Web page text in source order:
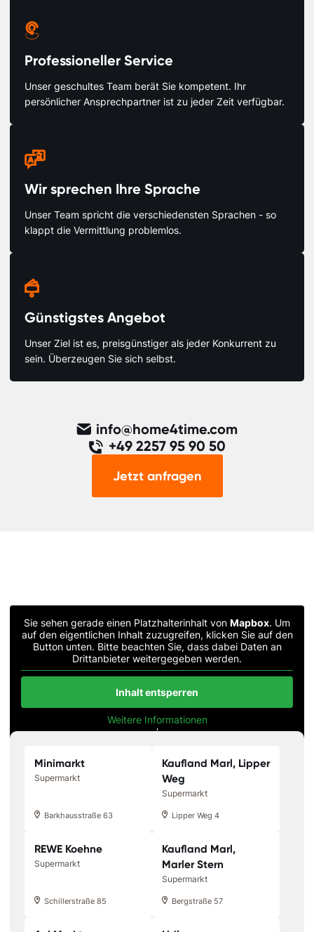

Professioneller Service
Unser geschultes Team berät Sie kompetent. Ihr
persönlicher Ansprechpartner ist zu jeder Zeit verfügbar.

Wir sprechen Ihre Sprache
Unser Team spricht die verschiedensten Sprachen - so
klappt die Vermittlung problemlos.

Günstigstes Angebot
Unser Ziel ist es, preisgünstiger als jeder Konkurrent zu
sein. Überzeugen Sie sich selbst.
info@home4time.com
+49 2257 95 90 50
Jetzt anfragen
Sie sehen gerade einen Platzhalterinhalt von Mapbox. Um
auf den eigentlichen Inhalt zuzugreifen, klicken Sie auf den
Button unten. Bitte beachten Sie, dass dabei Daten an
Drittanbieter weitergegeben werden.
Inhalt entsperren
Weitere Informationen
'
Minimarkt
Supermarkt
Barkhausstraße 63
Kaufland Marl, Lipper
Weg
Supermarkt
Lipper Weg 4
REWE Koehne
Supermarkt
Schillerstraße 85
Kaufland Marl,
Marler Stern
Supermarkt
Bergstraße 57